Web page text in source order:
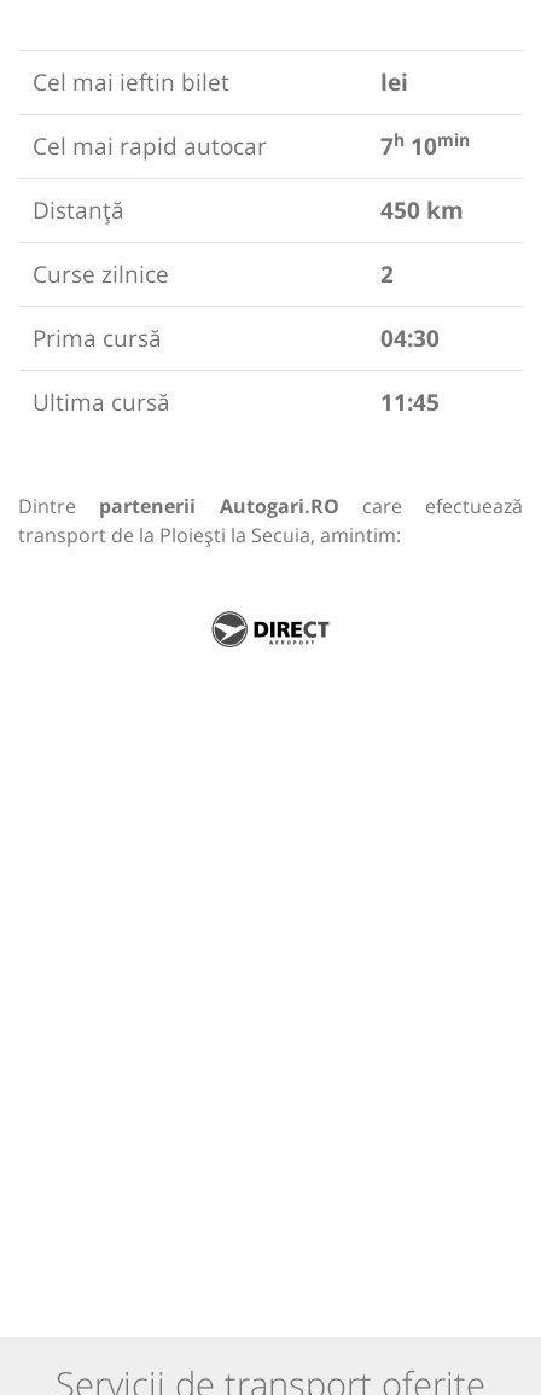
Cel mai ieftin bilet
lei
Cel mai rapid autocar
7h 10min
Distanță
450 km
Curse zilnice
2
Prima cursă
04:30
Ultima cursă
11:45
Dintre partenerii Autogari.RO care efectuează
transport de la Ploiești la Secuia, amintim:
Servicii de transport oferite